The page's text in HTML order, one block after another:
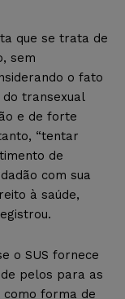
que se trata de
sem
o fato
transexual
e de forte
“tentar
de
com sua
à saúde,
o SUS fornece
pelos para as
como forma de